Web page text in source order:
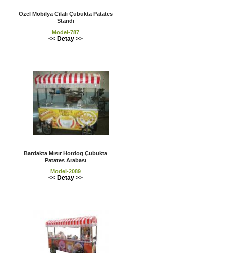
Özel Mobilya Cilalı Çubukta Patates
Standı
Model-787
<< Detay >>
Bardakta Mısır Hotdog Çubukta
Patates Arabası
Model-2089
<< Detay >>